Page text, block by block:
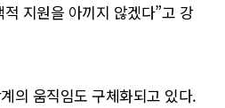
지원을 아끼지 않겠다”고 강
의 움직임도 구체화되고 있다.